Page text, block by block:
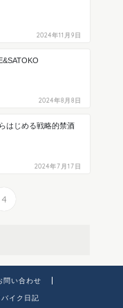
2024年11月9日
2024年8月8日
はじめる戦略的禁酒
2024年7月17日
4
問い合わせ
イク日記